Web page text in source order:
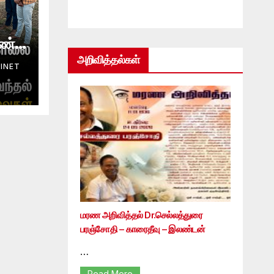
அறிவித்தல்கள்
மரண அறிவித்தல் Dr.செல்லத்துரை
பரஞ்சோதி – காரைதீவு – இலண்டன்
…